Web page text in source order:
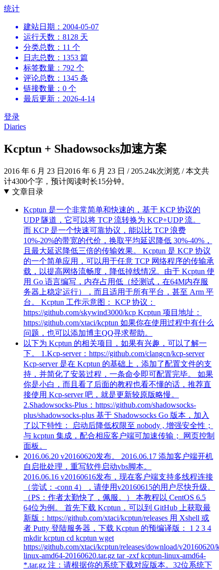
跳
统计
建站日期：2004-05-07
运行天数：8128 天
分类总数：11 个
日志总数：1353 篇
标签数量：792 个
评论总数：1345 条
链接数量：0 个
最后更新：2026-4-14
登录
Diaries
Kcptun + Shadowsocks加速方案
2016 年 6 月 23 日 2016 年 6 月 23 日 /205.24k次浏览 /本文共
计4300个字，预计阅读时长15分钟。
文章目录
Kcptun 是一个非常简单和快速的，基于 KCP 协议的
UDP 隧道，它可以将 TCP 流转换为 KCP+UDP 流。
而 KCP 是一个快速可靠协议，能以比 TCP 浪费
10%-20%的带宽的代价，换取平均延迟降低 30%-40%，
且最大延迟降低三倍的传输效果。 Kcptun 是 KCP 协议
的一个简单应用，可以用于任意 TCP 网络程序的传输承
载，以提高网络流畅度，降低掉线情况。由于 Kcptun 使
用 Go 语言编写，内存占用低（经测试，在64M内存服
务器上稳定运行），而且适用于所有平台，甚至 Arm 平
台。 Kcptun 工作示意图： KCP 协议：
https://github.com/skywind3000/kcp Kcptun 项目地址：
https://github.com/xtaci/kcptun 如果你在使用过程中有什么
问题，也可以添加博主QQ寻求帮助。
以下为 Kcptun 的相关项目，如果有兴趣，可以了解一
下。 1.Kcp-server：https://github.com/clangcn/kcp-server
Kcp-server 是在 Kcptun 的基础上，添加了配置文件的支
持，并简化了安装过程，一条命令即可配置完毕。 如果
你是小白，而且看了后面的教程也看不懂的话，推荐直
接使用 Kcp-server 吧，就是更新较原版略慢。
2.Shadowsocks-Plus：https://github.com/shadowsocks-
plus/shadowsocks-plus 基于 Shadowsocks Go 版本，加入
了以下特性： 启动后降低权限至 nobody , 增强安全性；
与 kcptun 集成，配合相应客户端可加速传输； 网页控制
面板。
2016.06.20 v20160620发布。 2016.06.17 添加客户端开机
自启批处理，重写软件启动vbs脚本。
2016.06.16 v20160616发布，现在客户端支持多线程连接
（尝试：-conn 4），请使用v20160615的用户尽快升级。
（PS：作者太勤快了，佩服。） 本教程以 CentOS 6.5
64位为例。 首先下载 Kcptun，可以到 GitHub 上获取最
新版：https://github.com/xtaci/kcptun/releases 用 Xshell 或
者 Putty 登陆服务器，下载 Kcptun 的预编译版： 1 2 3 4
mkdir kcptun cd kcptun wget
https://github.com/xtaci/kcptun/releases/download/v20160620/
linux-amd64-20160620.tar.gz tar -zxf kcptun-linux-amd64-
*.tar.gz 注：请根据你的系统下载对应版本。32位系统下